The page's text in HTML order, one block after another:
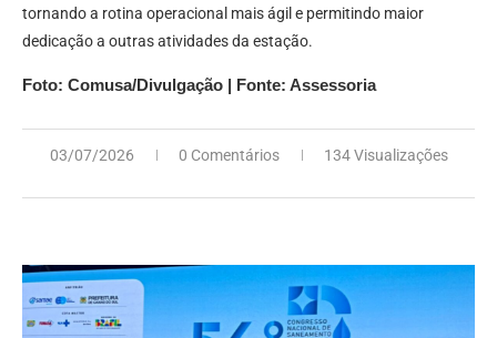
tornando a rotina operacional mais ágil e permitindo maior
dedicação a outras atividades da estação.
Foto: Comusa/Divulgação | Fonte: Assessoria
03/07/2026 0 Comentários 134 Visualizações